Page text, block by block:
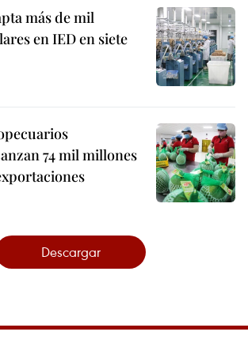
más de mil
en IED en siete
74 mil millones
Descargar